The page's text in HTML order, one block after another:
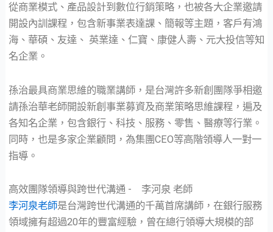
從商業模式、產品設計到數位行銷策略，也被各大企業邀請
開設內訓課程，包含新事業表達課、簡報等主題，客戶有鴻
海、華碩、友達、 英業達、仁寶、康健人壽、元大投信等知
名企業。
孫治最具商業思維的職業講師，是台灣許多新創團隊爭相邀
請孫治華老師開設新創事業募資及商業策略思維課程，遍及
各知名企業，包含銀行、科技、服務、零售、醫療等行業。
同時，也是多家企業顧問，為集團CEO等高階領導人一對一
指導。
高效團隊領導與跨世代溝通 - 李河泉 老師
李河泉老師是台灣跨世代溝通的千萬首席講師，在銀行服務
領域擁有超過20年的豐富經驗，曾在總行領導大規模的部